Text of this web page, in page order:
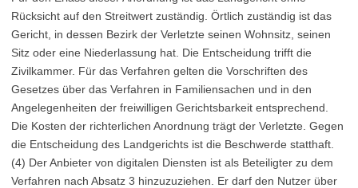
Rücksicht auf den Streitwert zuständig. Örtlich zuständig ist das
Gericht, in dessen Bezirk der Verletzte seinen Wohnsitz, seinen
Sitz oder eine Niederlassung hat. Die Entscheidung trifft die
Zivilkammer. Für das Verfahren gelten die Vorschriften des
Gesetzes über das Verfahren in Familiensachen und in den
Angelegenheiten der freiwilligen Gerichtsbarkeit entsprechend.
Die Kosten der richterlichen Anordnung trägt der Verletzte. Gegen
die Entscheidung des Landgerichts ist die Beschwerde statthaft.
(4) Der Anbieter von digitalen Diensten ist als Beteiligter zu dem
Verfahren nach Absatz 3 hinzuzuziehen. Er darf den Nutzer über